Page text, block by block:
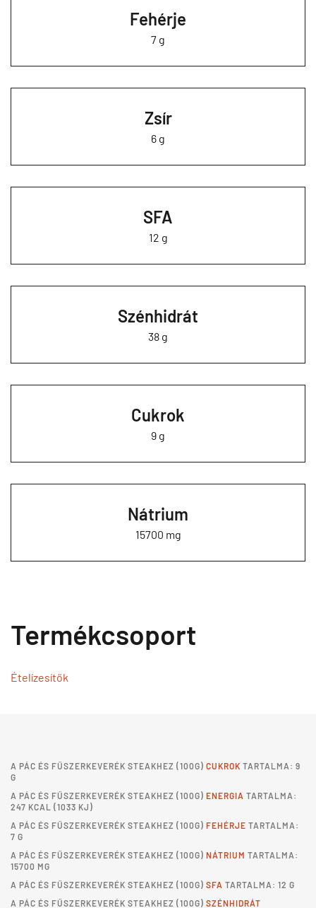
Fehérje
7 g
Zsír
6 g
SFA
12 g
Szénhidrát
38 g
Cukrok
9 g
Nátrium
15700 mg
Termékcsoport
Ételízesítők
A PÁC ÉS FŰSZERKEVERÉK STEAKHEZ (100G) CUKROK TARTALMA: 9
G
A PÁC ÉS FŰSZERKEVERÉK STEAKHEZ (100G) ENERGIA TARTALMA:
247 KCAL (1033 KJ)
A PÁC ÉS FŰSZERKEVERÉK STEAKHEZ (100G) FEHÉRJE TARTALMA:
7 G
A PÁC ÉS FŰSZERKEVERÉK STEAKHEZ (100G) NÁTRIUM TARTALMA:
15700 MG
A PÁC ÉS FŰSZERKEVERÉK STEAKHEZ (100G) SFA TARTALMA: 12 G
A PÁC ÉS FŰSZERKEVERÉK STEAKHEZ (100G) SZÉNHIDRÁT